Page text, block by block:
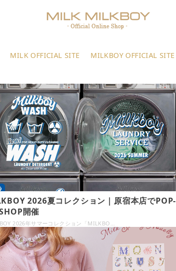
MILK OFFICIAL SITE MILKBOY OFFICIAL SITE
2026夏コレクション｜原宿本店でPOP-
開催
2026年サマーコレクション「MILKBO…